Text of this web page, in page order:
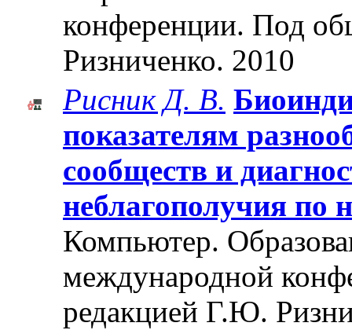
конференции. Под
Ризниченко. 2010
Рисник Д. В.
показателям
сообществ и
неблагополучия по
Компьютер.
международной
редакцией Г.Ю.